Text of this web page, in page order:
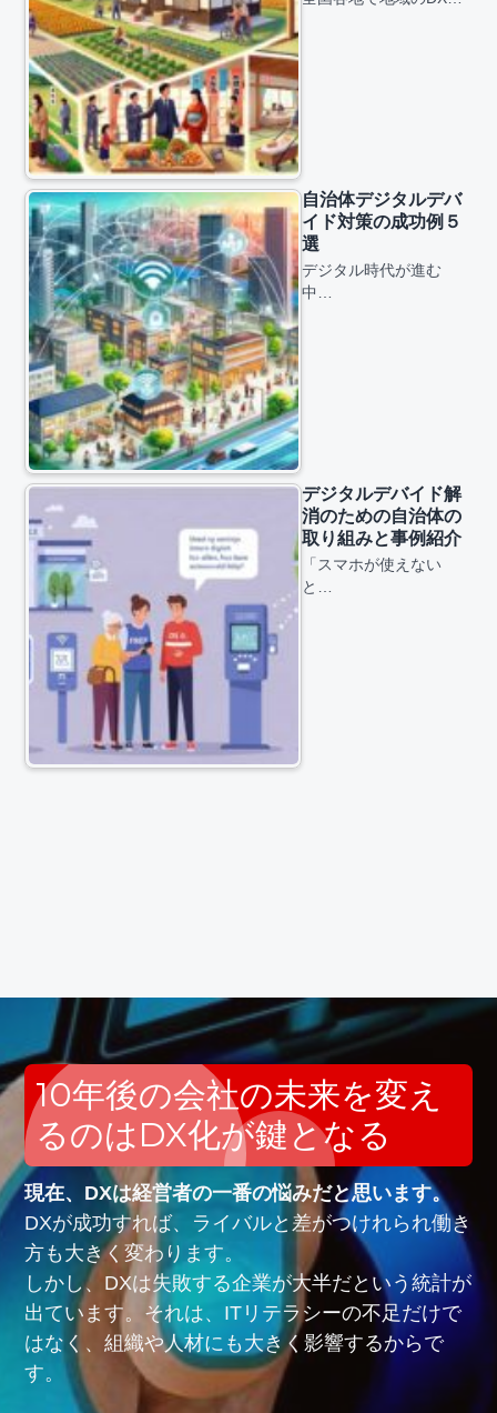
自治体デジタルデバ
イド対策の成功例５
選
デジタル時代が進む
中…
デジタルデバイド解
消のための自治体の
取り組みと事例紹介
「スマホが使えない
と…
10年後の会社の未来を変え
るのはDX化が鍵となる
現在、DXは経営者の一番の悩みだと思います。
DXが成功すれば、ライバルと差がつけれられ働き
方も大きく変わります。
しかし、DXは失敗する企業が大半だという統計が
出ています。それは、ITリテラシーの不足だけで
はなく、組織や人材にも大きく影響するからで
す。